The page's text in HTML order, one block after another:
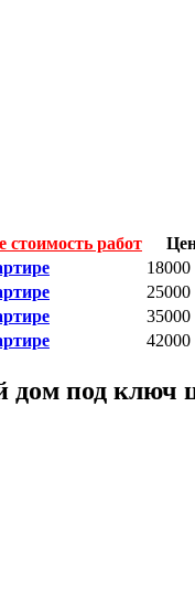
стоимость работ
18000
25000
35000
42000
дом под ключ